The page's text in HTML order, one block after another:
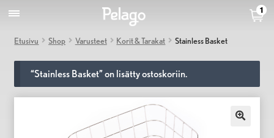
1
Etusivu Shop Varusteet Korit & Tarakat Stainless Basket
“Stainless Basket” on lisätty ostoskoriin.